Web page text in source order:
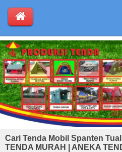
Cari Tenda Mobil Spanten
TENDA MURAH | ANEKA